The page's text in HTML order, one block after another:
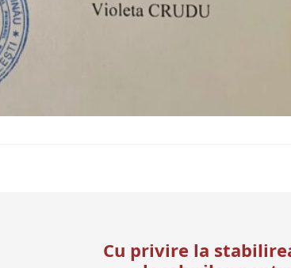
Cu privire la